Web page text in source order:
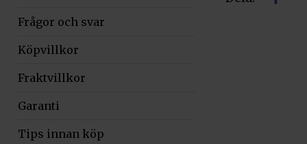
Frågor och svar
Köpvillkor
Fraktvillkor
Garanti
Tips innan köp
Dela